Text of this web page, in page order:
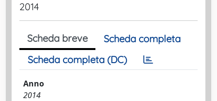
2014
Scheda breve
Scheda completa
Scheda completa (DC)
Anno
2014